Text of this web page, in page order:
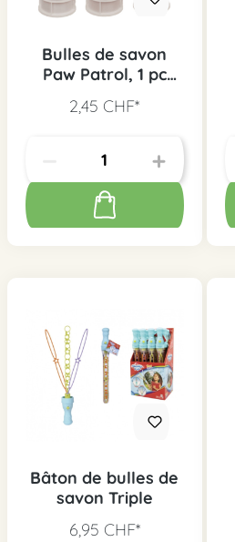
Bulles de savon
Paw Patrol, 1 pc
2,45 CHF*
Bâton de bulles de
savon Triple
6,95 CHF*